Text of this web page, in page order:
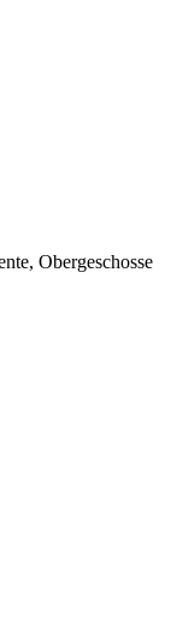
Obergeschosse